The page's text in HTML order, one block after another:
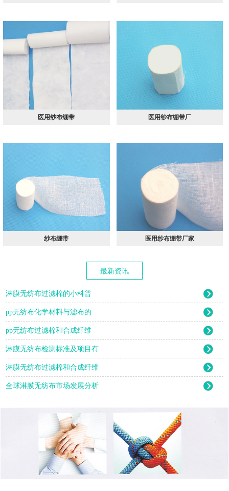
医用纱布绷带 医用纱布绷带厂
纱布绷带 医用纱布绷带厂家
最新资讯
淋膜无纺布过滤棉的小科普
pp无纺布化学材料与滤布的
pp无纺布过滤棉和合成纤维
淋膜无纺布检测标准及项目有
淋膜无纺布过滤棉和合成纤维
全球淋膜无纺布市场发展分析